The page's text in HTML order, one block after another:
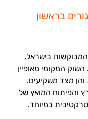
בראשון
בישראל,
המקומי מאופיין
מצד משקיעים.
והפיתוח המואץ של
במיוחד.